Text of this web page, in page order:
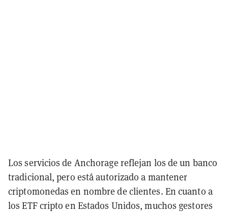
Los servicios de Anchorage reflejan los de un banco
tradicional, pero está autorizado a mantener
criptomonedas en nombre de clientes. En cuanto a
los ETF cripto en Estados Unidos, muchos gestores